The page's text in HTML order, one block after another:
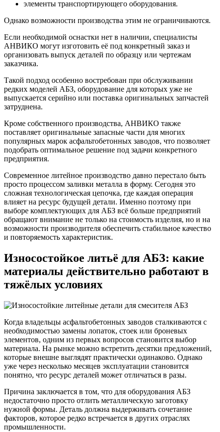
элементы транспортирующего оборудования.
Однако возможности производства этим не ограничиваются.
Если необходимой оснастки нет в наличии, специалисты
АНВИКО могут изготовить её под конкретный заказ и
организовать выпуск деталей по образцу или чертежам
заказчика.
Такой подход особенно востребован при обслуживании
редких моделей АБЗ, оборудование для которых уже не
выпускается серийно или поставка оригинальных запчастей
затруднена.
Кроме собственного производства, АНВИКО также
поставляет оригинальные запасные части для многих
популярных марок асфальтобетонных заводов, что позволяет
подобрать оптимальное решение под задачи конкретного
предприятия.
Современное литейное производство давно перестало быть
просто процессом заливки металла в форму. Сегодня это
сложная технологическая цепочка, где каждая операция
влияет на ресурс будущей детали. Именно поэтому при
выборе комплектующих для АБЗ всё больше предприятий
обращают внимание не только на стоимость изделия, но и на
возможности производителя обеспечить стабильное качество
и повторяемость характеристик.
Износостойкое литьё для АБЗ: какие
материалы действительно работают в
тяжёлых условиях
Когда владельцы асфальтобетонных заводов сталкиваются с
необходимостью замены лопаток, стоек или броневых
элементов, одним из первых вопросов становится выбор
материала. На рынке можно встретить десятки предложений,
которые внешне выглядят практически одинаково. Однако
уже через несколько месяцев эксплуатации становится
понятно, что ресурс деталей может отличаться в разы.
Причина заключается в том, что для оборудования АБЗ
недостаточно просто отлить металлическую заготовку
нужной формы. Деталь должна выдерживать сочетание
факторов, которое редко встречается в других отраслях
промышленности.